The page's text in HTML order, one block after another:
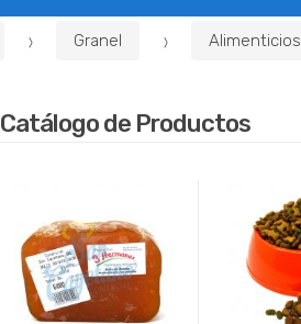
c
o
Granel Alimenticios
Catálogo de Productos